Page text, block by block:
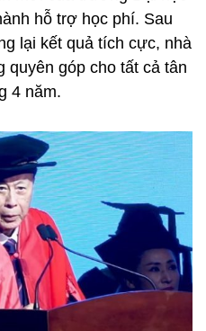
hỗ trợ học phí. Sau
lại kết quả tích cực, nhà
quyên góp cho tất cả tân
4 năm.